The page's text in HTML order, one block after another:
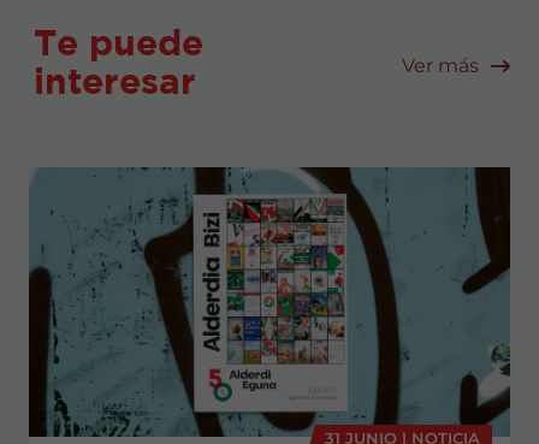
Te puede
interesar
Ver más
31 JUNIO | NOTICIA